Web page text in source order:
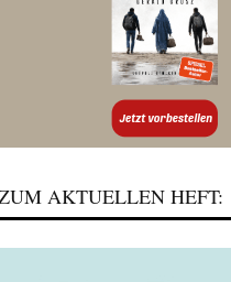
AKTUELLEN HEFT: